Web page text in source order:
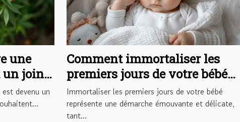
une
un joint
devenu un
Comment immortaliser les
premiers jours de votre bébé
avec sensibilité?
Immortaliser les premiers jours de votre bébé
représente une démarche émouvante et délicate,
tant...